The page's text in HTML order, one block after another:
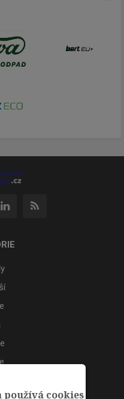
cookies